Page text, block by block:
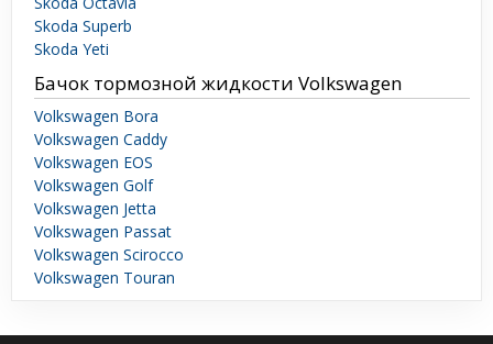
Skoda Superb
Skoda Yeti
Бачок тормозной жидкости Volkswagen
Volkswagen Bora
Volkswagen Caddy
Volkswagen EOS
Volkswagen Golf
Volkswagen Jetta
Volkswagen Passat
Volkswagen Scirocco
Volkswagen Touran